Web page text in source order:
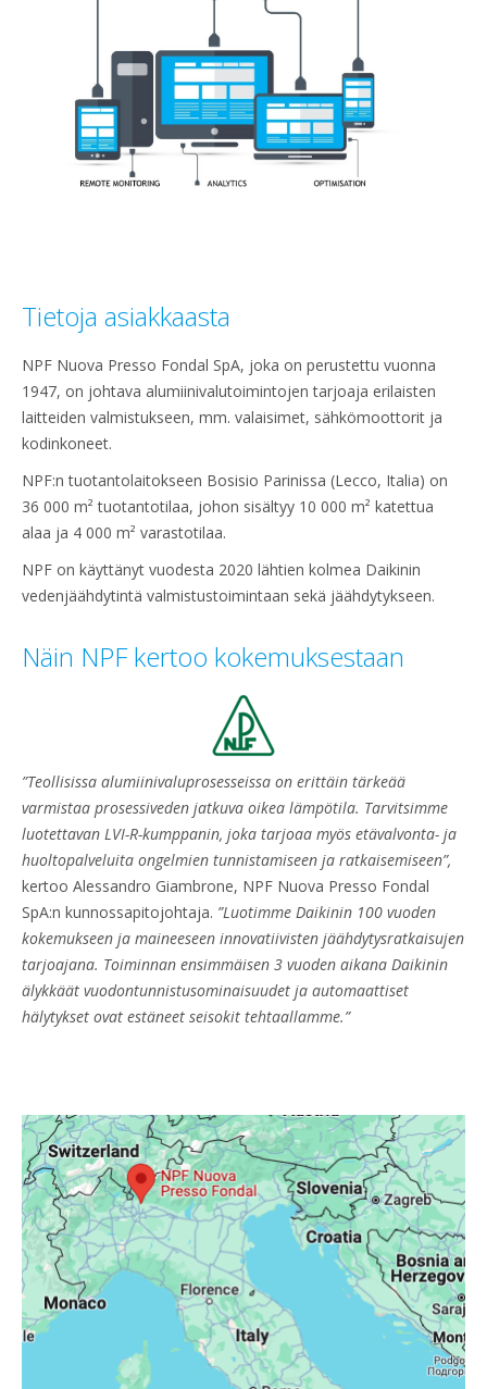
Tietoja asiakkaasta​
NPF Nuova Presso Fondal SpA, joka on perustettu vuonna
1947, on johtava alumiinivalutoimintojen tarjoaja erilaisten
laitteiden valmistukseen, mm. valaisimet, sähkömoottorit ja
kodinkoneet.
NPF:n tuotantolaitokseen Bosisio Parinissa (Lecco, Italia) on
36 000 m² tuotantotilaa, johon sisältyy 10 000 m² katettua
alaa ja 4 000 m² varastotilaa.
NPF on käyttänyt vuodesta 2020 lähtien kolmea Daikinin
vedenjäähdytintä valmistustoimintaan sekä jäähdytykseen.
Näin NPF kertoo kokemuksestaan
”Teollisissa alumiinivaluprosesseissa on erittäin tärkeää
varmistaa prosessiveden jatkuva oikea lämpötila. Tarvitsimme
luotettavan LVI-R-kumppanin, joka tarjoaa myös etävalvonta- ja
huoltopalveluita ongelmien tunnistamiseen ja ratkaisemiseen”,
kertoo Alessandro Giambrone, NPF Nuova Presso Fondal
SpA:n kunnossapitojohtaja. ”Luotimme Daikinin 100 vuoden
kokemukseen ja maineeseen innovatiivisten jäähdytysratkaisujen
tarjoajana. Toiminnan ensimmäisen 3 vuoden aikana Daikinin
älykkäät vuodontunnistusominaisuudet ja automaattiset
hälytykset ovat estäneet seisokit tehtaallamme.”